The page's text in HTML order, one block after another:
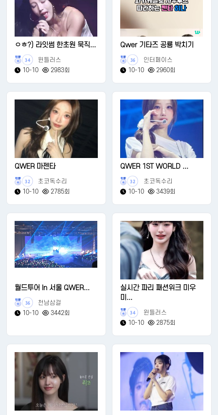
ㅇㅎ?) 라잇썸 한초원 묵직...
34
윈들러스
10-10
2983회
Qwer 기타즈 공룡 박치기
36
인터페이스
10-10
2960회
QWER 마젠타
32
초코독수리
10-10
2785회
QWER 1ST WORLD ...
32
초코독수리
10-10
3439회
월드투어 In 서울 QWER...
36
천남삼걸
10-10
3442회
실시간 파리 패션위크 미우
미...
34
윈들러스
10-10
2875회